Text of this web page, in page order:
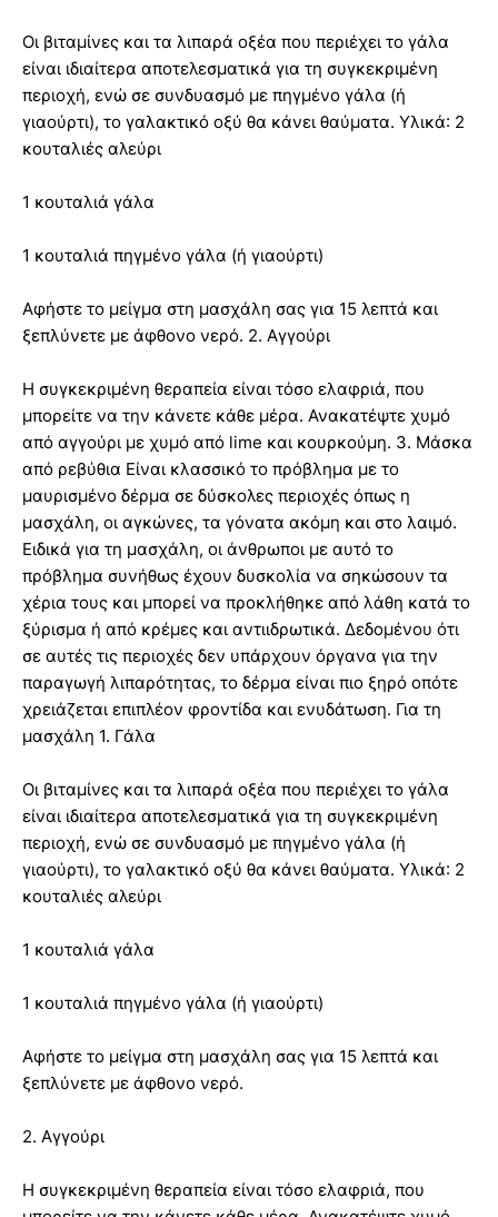
Οι βιταμίνες και τα λιπαρά οξέα που περιέχει το γάλα
είναι ιδιαίτερα αποτελεσματικά για τη συγκεκριμένη
περιοχή, ενώ σε συνδυασμό με πηγμένο γάλα (ή
γιαούρτι), το γαλακτικό οξύ θα κάνει θαύματα. Υλικά: 2
κουταλιές αλεύρι
1 κουταλιά γάλα
1 κουταλιά πηγμένο γάλα (ή γιαούρτι)
Αφήστε το μείγμα στη μασχάλη σας για 15 λεπτά και
ξεπλύνετε με άφθονο νερό. 2. Αγγούρι
Η συγκεκριμένη θεραπεία είναι τόσο ελαφριά, που
μπορείτε να την κάνετε κάθε μέρα. Ανακατέψτε χυμό
από αγγούρι με χυμό από lime και κουρκούμη. 3. Μάσκα
από ρεβύθια Είναι κλασσικό το πρόβλημα με το
μαυρισμένο δέρμα σε δύσκολες περιοχές όπως η
μασχάλη, οι αγκώνες, τα γόνατα ακόμη και στο λαιμό.
Ειδικά για τη μασχάλη, οι άνθρωποι με αυτό το
πρόβλημα συνήθως έχουν δυσκολία να σηκώσουν τα
χέρια τους και μπορεί να προκλήθηκε από λάθη κατά το
ξύρισμα ή από κρέμες και αντιιδρωτικά. Δεδομένου ότι
σε αυτές τις περιοχές δεν υπάρχουν όργανα για την
παραγωγή λιπαρότητας, το δέρμα είναι πιο ξηρό οπότε
χρειάζεται επιπλέον φροντίδα και ενυδάτωση. Για τη
μασχάλη 1. Γάλα
Οι βιταμίνες και τα λιπαρά οξέα που περιέχει το γάλα
είναι ιδιαίτερα αποτελεσματικά για τη συγκεκριμένη
περιοχή, ενώ σε συνδυασμό με πηγμένο γάλα (ή
γιαούρτι), το γαλακτικό οξύ θα κάνει θαύματα. Υλικά: 2
κουταλιές αλεύρι
1 κουταλιά γάλα
1 κουταλιά πηγμένο γάλα (ή γιαούρτι)
Αφήστε το μείγμα στη μασχάλη σας για 15 λεπτά και
ξεπλύνετε με άφθονο νερό.
2. Αγγούρι
Η συγκεκριμένη θεραπεία είναι τόσο ελαφριά, που